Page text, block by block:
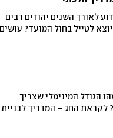
לאורך השנים יהודים רבים
לטייל בחול המועד? עושים
הגודל המינימלי שצריך
לקראת החג – המדריך לבניית